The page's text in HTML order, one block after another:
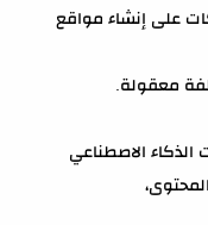
على إنشاء مواقع
معقولة.